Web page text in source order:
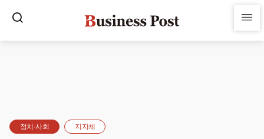
정치·사회 지자체